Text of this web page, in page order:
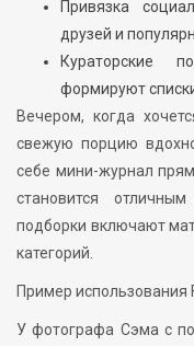
Привязка
друзей и
Кураторские
формируют
Вечером, когда
свежую порцию
себе мини-журнал
становится
подборки включают
категорий.
Пример использования
У фотографа Сэма с